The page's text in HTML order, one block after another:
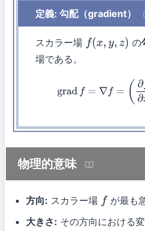
定義: 勾配（gradient）
スカラー場 f(x,y, z) の
場である。
grad f=∇f f∂ x,
物理的意味
方向: スカラー場 f が最も
大きさ: その方向における